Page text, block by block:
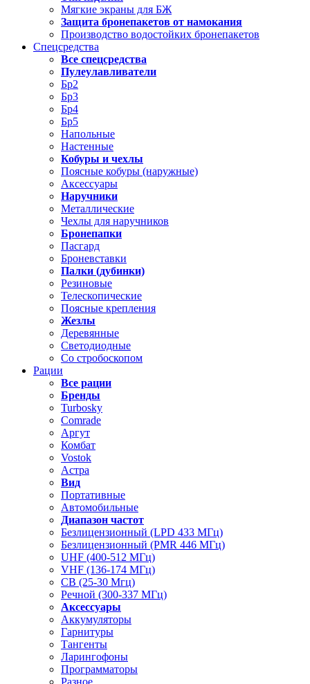
Мягкие экраны для БЖ
Защита бронепакетов от намокания
Производство водостойких бронепакетов
Спецсредства
Все спецсредства
Пулеулавливатели
Бр2
Бр3
Бр4
Бр5
Напольные
Настенные
Кобуры и чехлы
Поясные кобуры (наружные)
Аксессуары
Наручники
Металлические
Чехлы для наручников
Бронепапки
Пасгард
Броневставки
Палки (дубинки)
Резиновые
Телескопические
Поясные крепления
Жезлы
Деревянные
Светодиодные
Со стробоскопом
Рации
Все рации
Бренды
Turbosky
Comrade
Аргут
Комбат
Vostok
Астра
Вид
Портативные
Автомобильные
Диапазон частот
Безлицензионный (LPD 433 МГц)
Безлицензионный (PMR 446 МГц)
UHF (400-512 МГц)
VHF (136-174 МГц)
CB (25-30 Мгц)
Речной (300-337 МГц)
Аксессуары
Аккумуляторы
Гарнитуры
Тангенты
Ларингофоны
Программаторы
Разное